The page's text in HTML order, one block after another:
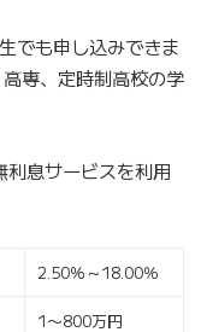
でも申し込みできま
専、定時制高校の学
息サービスを利用
2.50％～18.00％
1〜800万円